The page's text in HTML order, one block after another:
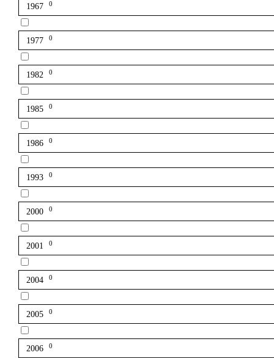
1967 0
1977 0
1982 0
1985 0
1986 0
1993 0
2000 0
2001 0
2004 0
2005 0
2006 0